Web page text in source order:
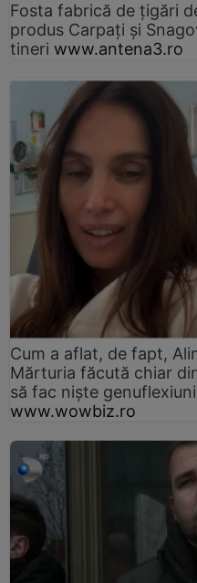
Fosta fabrică de țigări
produs Carpați și
tineri www.antena3.ro
Cum a aflat, de fapt,
Mărturia făcută chiar
să fac niște
www.wowbiz.ro